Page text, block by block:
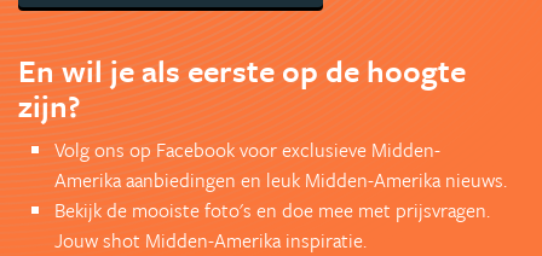
En wil je als eerste op de hoogte
zijn?
Volg ons op Facebook voor exclusieve Midden-
Amerika aanbiedingen en leuk Midden-Amerika nieuws.
Bekijk de mooiste foto's en doe mee met prijsvragen.
Jouw shot Midden-Amerika inspiratie.